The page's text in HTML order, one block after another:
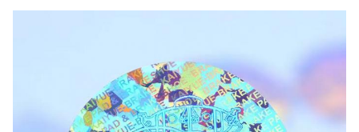
3) Drucken der guten Qualität,
4) Wegwerf, aseptisch, biologisch
Ausdrücklich (DHL/UPS/Fedex)